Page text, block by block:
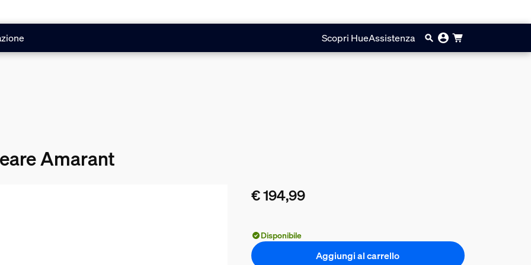
Scopri HueAssistenza
Amarant
€ 194,99
Disponibile
Aggiungi al carrello